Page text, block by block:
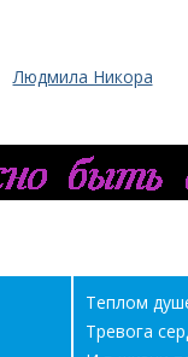
Людмила Никора
Теплом
Тревога